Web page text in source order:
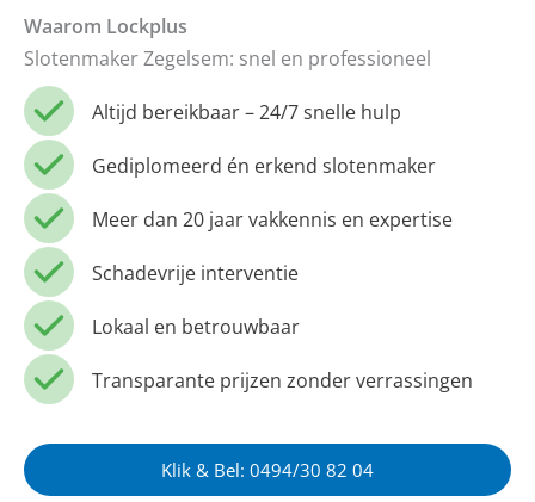
Waarom Lockplus
Slotenmaker Zegelsem: snel en professioneel
Altijd bereikbaar – 24/7 snelle hulp
Gediplomeerd én erkend slotenmaker
Meer dan 20 jaar vakkennis en expertise
Schadevrije interventie
Lokaal en betrouwbaar
Transparante prijzen zonder verrassingen
Klik & Bel: 0494/30 82 04